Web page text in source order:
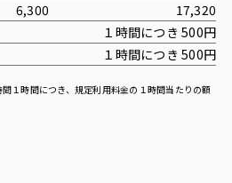
6,300
17,320
１時間につき 500円
１時間につき 500円
１時間につき、規定利用料金の１時間当たりの額